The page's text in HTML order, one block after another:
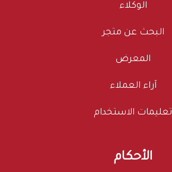
الوكلاء
البحث عن متجر
المعرض
آراء العملاء
تعليمات الاستخدام
الأحكام